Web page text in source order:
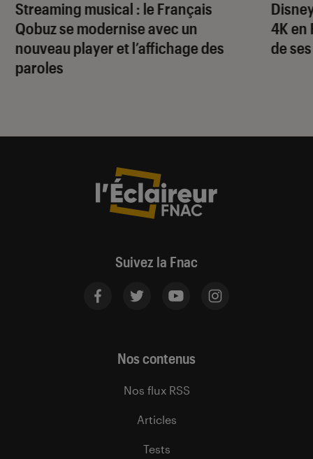
Streaming musical : le Français
Qobuz se modernise avec un
nouveau player et l’affichage des
paroles
4K en
de
Suivez la Fnac
Nos contenus
Nos flux RSS
Articles
Tests